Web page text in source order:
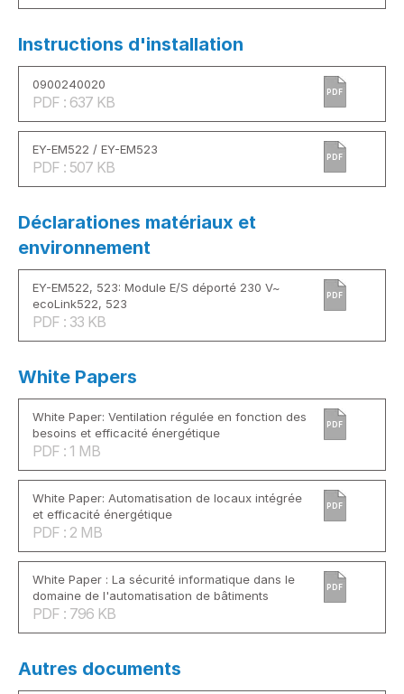
Instructions d'installation
0900240020
PDF : 637 KB
PDF
EY-EM522 / EY-EM523
PDF : 507 KB
PDF
Déclarationes matériaux et
environnement
EY-EM522, 523: Module E/S déporté 230 V~
ecoLink522, 523
PDF : 33 KB
PDF
White Papers
White Paper: Ventilation régulée en fonction des
besoins et efficacité énergétique
PDF : 1 MB
PDF
White Paper: Automatisation de locaux intégrée
et efficacité énergétique
PDF : 2 MB
PDF
White Paper : La sécurité informatique dans le
domaine de l'automatisation de bâtiments
PDF : 796 KB
PDF
Autres documents